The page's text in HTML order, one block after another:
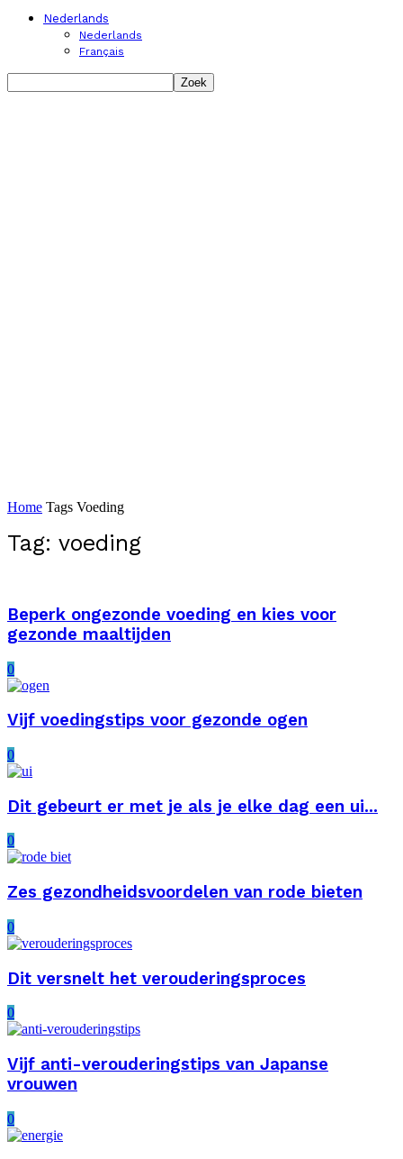
Nederlands
Nederlands
Français
Home Tags Voeding
Tag: voeding
Beperk ongezonde voeding en kies voor
gezonde maaltijden
0
Vijf voedingstips voor gezonde ogen
0
Dit gebeurt er met je als je elke dag een ui...
0
Zes gezondheidsvoordelen van rode bieten
0
Dit versnelt het verouderingsproces
0
Vijf anti-verouderingstips van Japanse
vrouwen
0